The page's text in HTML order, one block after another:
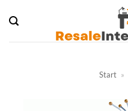
Inhalt
springen
Start »